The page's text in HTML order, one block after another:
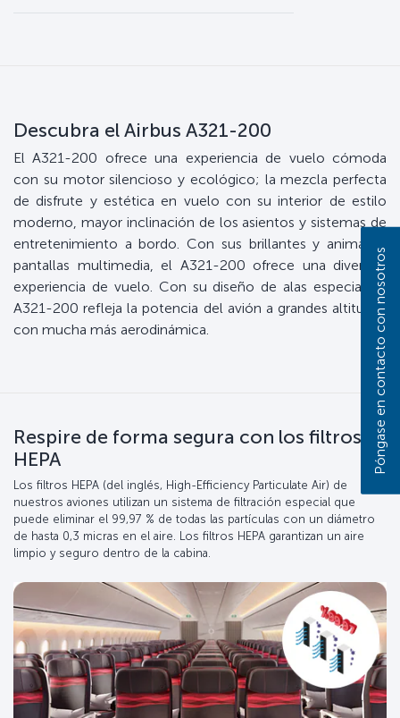
Descubra el Airbus A321-200
El A321-200 ofrece una experiencia de vuelo cómoda
con su motor silencioso y ecológico; la mezcla perfecta
de disfrute y estética en vuelo con su interior de estilo
moderno, mayor inclinación de los asientos y sistemas de
entretenimiento a bordo. Con sus brillantes y animadas
pantallas multimedia, el A321-200 ofrece una divertida
experiencia de vuelo. Con su diseño de alas especial, el
A321-200 refleja la potencia del avión a grandes altitudes
con mucha más aerodinámica.
Respire de forma segura con los filtros
HEPA
Los filtros HEPA (del inglés, High-Efficiency Particulate Air) de
nuestros aviones utilizan un sistema de filtración especial que
puede eliminar el 99,97 % de todas las partículas con un diámetro
de hasta 0,3 micras en el aire. Los filtros HEPA garantizan un aire
limpio y seguro dentro de la cabina.
Póngase en contacto con nosotros